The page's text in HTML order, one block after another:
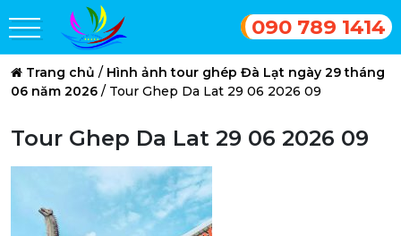
090 789 1414
Trang chủ / Hình ảnh tour ghép Đà Lạt ngày 29 tháng
06 năm 2026 / Tour Ghep Da Lat 29 06 2026 09
Tour Ghep Da Lat 29 06 2026 09